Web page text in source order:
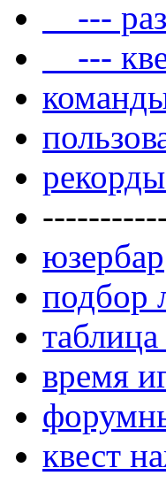
---
---
юзербар
подбор
время
квест